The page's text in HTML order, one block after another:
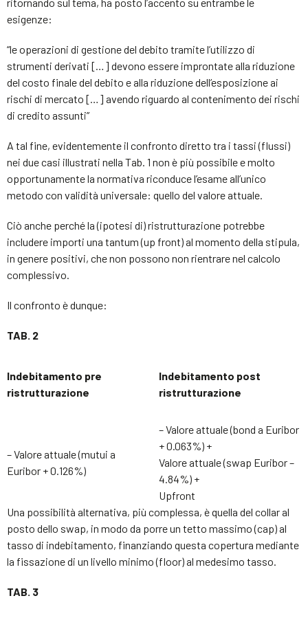
esigenze:
“le operazioni di gestione del debito tramite l’utilizzo di
strumenti derivati […] devono essere improntate alla riduzione
del costo finale del debito e alla riduzione dell’esposizione ai
rischi di mercato […] avendo riguardo al contenimento dei rischi
di credito assunti”
A tal fine, evidentemente il confronto diretto tra i tassi (flussi)
nei due casi illustrati nella Tab. 1 non è più possibile e molto
opportunamente la normativa riconduce l’esame all’unico
metodo con validità universale: quello del valore attuale.
Ciò anche perché la (ipotesi di) ristrutturazione potrebbe
includere importi una tantum (up front) al momento della stipula,
in genere positivi, che non possono non rientrare nel calcolo
complessivo.
Il confronto è dunque:
TAB. 2
Indebitamento pre
ristrutturazione
Indebitamento post
ristrutturazione
– Valore attuale (mutui a
Euribor + 0.126%)
– Valore attuale (bond a Euribor
+ 0.063%) +
Valore attuale (swap Euribor –
4.84%) +
Upfront
Una possibilità alternativa, più complessa, è quella del collar al
posto dello swap, in modo da porre un tetto massimo (cap) al
tasso di indebitamento, finanziando questa copertura mediante
la fissazione di un livello minimo (floor) al medesimo tasso.
TAB. 3